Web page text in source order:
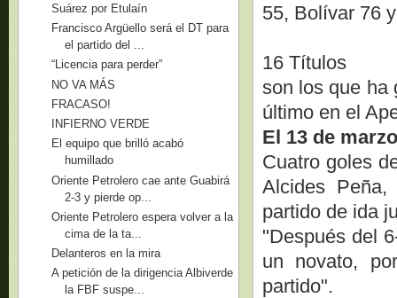
55, Bolívar 76
16 Títulos
son los que ha
último en el
El 13 de
Cuatro goles
Alcides
partido de ida
"Después del
un novato,
partido".
Suárez por Etulaín
Francisco Argüello será el DT para
el partido del ...
“Licencia para perder”
NO VA MÁS
FRACASO!
INFIERNO VERDE
El equipo que brilló acabó
humillado
Oriente Petrolero cae ante Guabirá
2-3 y pierde op...
Oriente Petrolero espera volver a la
cima de la ta...
Delanteros en la mira
A petición de la dirigencia Albiverde
la FBF suspe...